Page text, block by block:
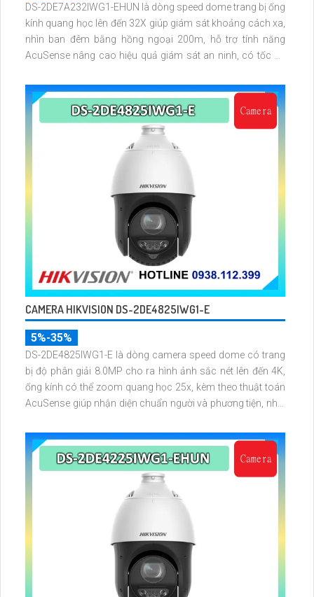
DS-2DE7A232IWG1-EHUN là dòng speed dome trang bị ống
kính quang học lên đến 32X giúp giám sát khoảng cách xa,
nhìn ban đêm bằng hồng ngoại 200m, hỗ trợ tính năng
AcuSense nâng cao hiệu quả giám sát an ninh, có tốc độ
CAMERA HIKVISION DS-2DE4825IWG1-E
5%-35%
DS-2DE4825IWG1-E là dòng camera speed dome có trang
bị độ phân giải 8.0MP cho ra hình ảnh sắc nét lên đến 4K,
ống kính có thể zoom quang học 25x, kèm theo thuật toán
AcuSense giúp nhận diện chuẩn người và phương tiện, nhìn